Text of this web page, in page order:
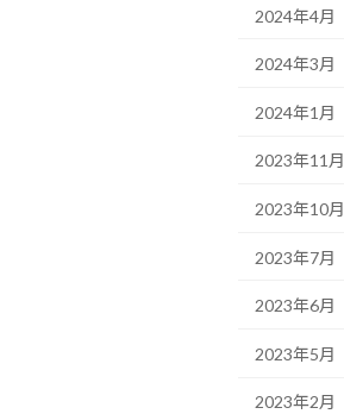
2024年4月
2024年3月
2024年1月
2023年11月
2023年10月
2023年7月
2023年6月
2023年5月
2023年2月